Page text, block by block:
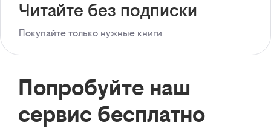
Читайте без подписки
Покупайте только нужные книги
Попробуйте наш
сервис бесплатно